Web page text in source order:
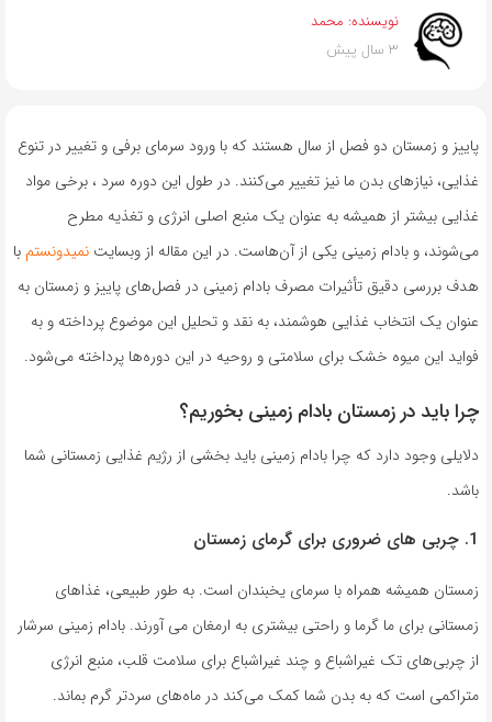
نویسنده: محمد
3 سال پیش
پاییز و زمستان دو فصل از سال هستند که با ورود سرمای برفی و تغییر در تنوع
غذایی، نیازهای بدن ما نیز تغییر می‌کنند. در طول این دوره‌ سرد ، برخی مواد
غذایی بیشتر از همیشه به عنوان یک منبع اصلی انرژی و تغذیه مطرح
می‌شوند، و بادام زمینی یکی از آن‌هاست. در این مقاله از وبسایت نمیدونستم با
هدف بررسی دقیق تأثیرات مصرف بادام زمینی در فصل‌های پاییز و زمستان به
عنوان یک انتخاب غذایی هوشمند، به نقد و تحلیل این موضوع پرداخته و به
فواید این میوه خشک برای سلامتی و روحیه در این دوره‌ها پرداخته می‌شود.
چرا باید در زمستان بادام زمینی بخوریم؟
دلایلی وجود دارد که چرا بادام زمینی باید بخشی از رژیم غذایی زمستانی شما
باشد.
1. چربی های ضروری برای گرمای زمستان
زمستان همیشه همراه با سرمای یخبندان است. به طور طبیعی، غذاهای
زمستانی برای ما گرما و راحتی بیشتری به ارمغان می آورند. بادام زمینی سرشار
از چربی‌های تک غیراشباع و چند غیراشباع برای سلامت قلب، منبع انرژی
متراکمی است که به بدن شما کمک می‌کند در ماه‌های سردتر گرم بماند.